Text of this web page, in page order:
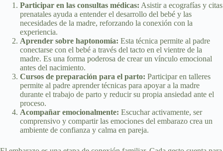
Participar en las consultas médicas: Asistir a ecografías y citas
prenatales ayuda a entender el desarrollo del bebé y las
necesidades de la madre, reforzando la conexión con la
experiencia.
Aprender sobre haptonomía: Esta técnica permite al padre
conectarse con el bebé a través del tacto en el vientre de la
madre. Es una forma poderosa de crear un vínculo emocional
antes del nacimiento.
Cursos de preparación para el parto: Participar en talleres
permite al padre aprender técnicas para apoyar a la madre
durante el trabajo de parto y reducir su propia ansiedad ante el
proceso.
Acompañar emocionalmente: Escuchar activamente, ser
comprensivo y compartir las emociones del embarazo crea un
ambiente de confianza y calma en pareja.